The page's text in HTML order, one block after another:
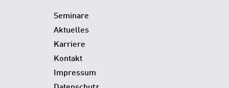
Seminare
Aktuelles
Karriere
Kontakt
Impressum